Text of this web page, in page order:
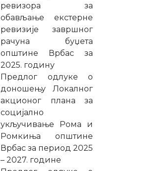
ревизора за
обављање екстерне
ревизије завршног
рачуна буџета
општине Врбас за
2025. годину
Предлог одлуке о
доношењу Локалног
акционог плана за
социјално
укључивање Рома и
Ромкиња општине
Врбас за период 2025
– 2027. године